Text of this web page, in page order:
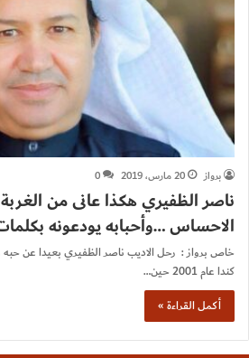
برواز
20 مارس، 2019 0
ناصر الظفيري هكذا عانى من
الاحساس …وأحبابه يودعونه بكلمات
خاص برواز : رحل الاديب ناصر الظفيري بعيدا عن حبه
كندا عام 2001 حين…
أكمل القراءة »